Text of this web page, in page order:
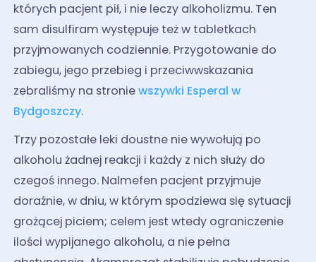
których pacjent pił, i nie leczy alkoholizmu. Ten
sam disulfiram występuje też w tabletkach
przyjmowanych codziennie. Przygotowanie do
zabiegu, jego przebieg i przeciwwskazania
zebraliśmy na stroniewszywki Esperal w
Bydgoszczy.
Trzy pozostałe leki doustne nie wywołują po
alkoholu żadnej reakcji i każdy z nich służy do
czegoś innego. Nalmefen pacjent przyjmuje
doraźnie, w dniu, w którym spodziewa się sytuacji
grożącej piciem; celem jest wtedy ograniczenie
ilości wypijanego alkoholu, a nie pełna